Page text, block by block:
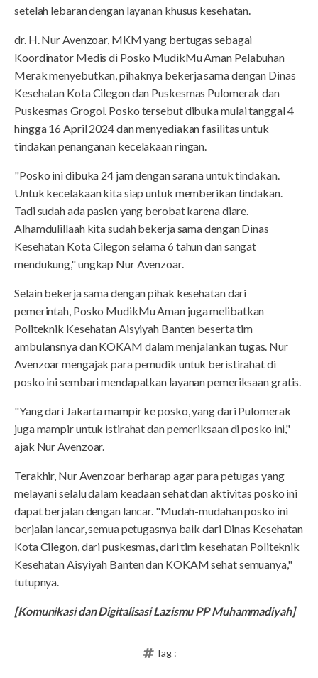
setelah lebaran dengan layanan khusus kesehatan.
dr. H. Nur Avenzoar, MKM yang bertugas sebagai
Koordinator Medis di Posko MudikMu Aman Pelabuhan
Merak menyebutkan, pihaknya bekerja sama dengan Dinas
Kesehatan Kota Cilegon dan Puskesmas Pulomerak dan
Puskesmas Grogol. Posko tersebut dibuka mulai tanggal 4
hingga 16 April 2024 dan menyediakan fasilitas untuk
tindakan penanganan kecelakaan ringan.
"Posko ini dibuka 24 jam dengan sarana untuk tindakan.
Untuk kecelakaan kita siap untuk memberikan tindakan.
Tadi sudah ada pasien yang berobat karena diare.
Alhamdulillaah kita sudah bekerja sama dengan Dinas
Kesehatan Kota Cilegon selama 6 tahun dan sangat
mendukung," ungkap Nur Avenzoar.
Selain bekerja sama dengan pihak kesehatan dari
pemerintah, Posko MudikMu Aman juga melibatkan
Politeknik Kesehatan Aisyiyah Banten beserta tim
ambulansnya dan KOKAM dalam menjalankan tugas. Nur
Avenzoar mengajak para pemudik untuk beristirahat di
posko ini sembari mendapatkan layanan pemeriksaan gratis.
"Yang dari Jakarta mampir ke posko, yang dari Pulomerak
juga mampir untuk istirahat dan pemeriksaan di posko ini,"
ajak Nur Avenzoar.
Terakhir, Nur Avenzoar berharap agar para petugas yang
melayani selalu dalam keadaan sehat dan aktivitas posko ini
dapat berjalan dengan lancar. "Mudah-mudahan posko ini
berjalan lancar, semua petugasnya baik dari Dinas Kesehatan
Kota Cilegon, dari puskesmas, dari tim kesehatan Politeknik
Kesehatan Aisyiyah Banten dan KOKAM sehat semuanya,"
tutupnya.
[Komunikasi dan Digitalisasi Lazismu PP Muhammadiyah]
Tag :